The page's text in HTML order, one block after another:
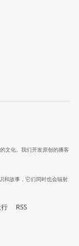
文化。我们开发原创的播客
和故事，它们同时也会辐射
RSS